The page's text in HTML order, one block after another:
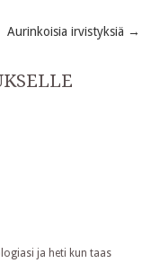
Aurinkoisia irvistyksiä →
ja heti kun taas